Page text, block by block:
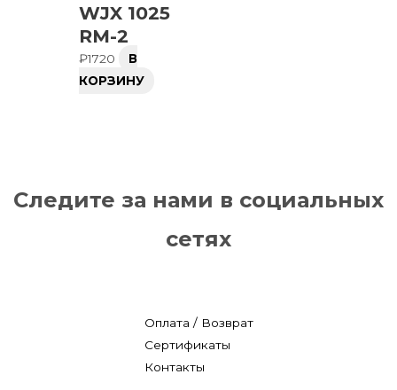
WJX 1025
RM-2
₽1720
В
КОРЗИНУ
Следите за нами в социальных
сетях
Оплата / Возврат
Сертификаты
Контакты